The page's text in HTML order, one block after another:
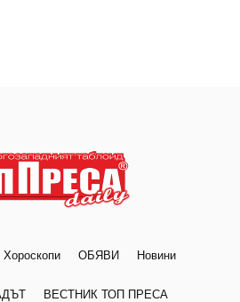
Хороскопи ОБЯВИ Новини
ВЕСТНИК ТОП ПРЕСА